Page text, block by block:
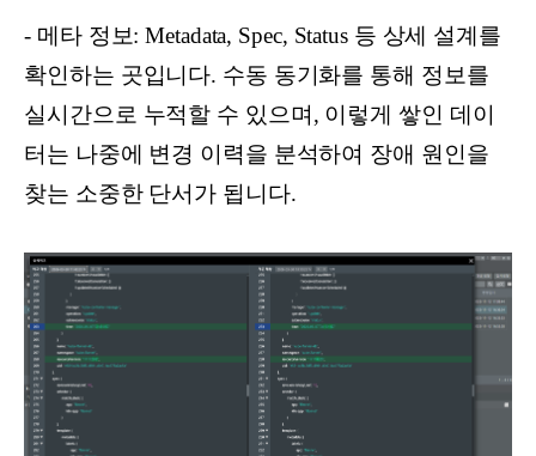
- 메타 정보: Metadata, Spec, Status 등 상세 설계를
확인하는 곳입니다. 수동 동기화를 통해 정보를
실시간으로 누적할 수 있으며, 이렇게 쌓인 데이
터는 나중에 변경 이력을 분석하여 장애 원인을
찾는 소중한 단서가 됩니다.